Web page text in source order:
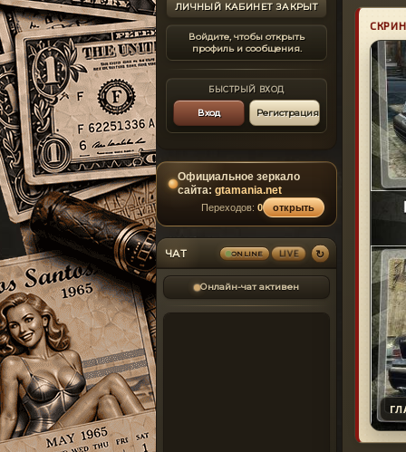
ЛИЧНЫЙ КАБИНЕТ ЗАКРЫТ
Войдите, чтобы открыть
профиль и сообщения.
БЫСТРЫЙ ВХОД
Вход Регистрация
Официальное зеркало
сайта: gtamania.net
Переходов: 0 открыть
ЧАТ ONLINE LIVE ↻
Онлайн-чат активен